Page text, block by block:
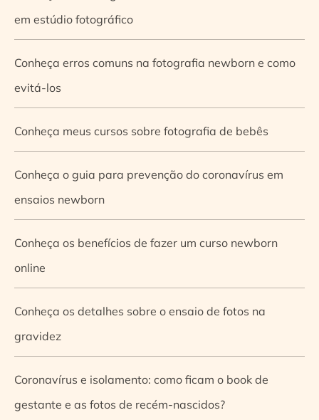
em estúdio fotográfico
Conheça erros comuns na fotografia newborn e como
evitá-los
Conheça meus cursos sobre fotografia de bebês
Conheça o guia para prevenção do coronavírus em
ensaios newborn
Conheça os benefícios de fazer um curso newborn
online
Conheça os detalhes sobre o ensaio de fotos na
gravidez
Coronavírus e isolamento: como ficam o book de
gestante e as fotos de recém-nascidos?